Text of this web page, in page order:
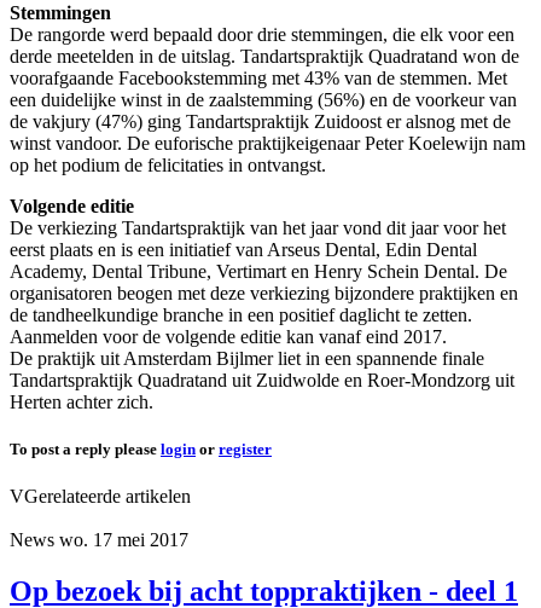
Stemmingen
De rangorde werd bepaald door drie stemmingen, die elk voor een
derde meetelden in de uitslag. Tandartspraktijk Quadratand won de
voorafgaande Facebookstemming met 43% van de stemmen. Met
een duidelijke winst in de zaalstemming (56%) en de voorkeur van
de vakjury (47%) ging Tandartspraktijk Zuidoost er alsnog met de
winst vandoor. De euforische praktijkeigenaar Peter Koelewijn nam
op het podium de felicitaties in ontvangst.
Volgende editie
De verkiezing Tandartspraktijk van het jaar vond dit jaar voor het
eerst plaats en is een initiatief van Arseus Dental, Edin Dental
Academy, Dental Tribune, Vertimart en Henry Schein Dental. De
organisatoren beogen met deze verkiezing bijzondere praktijken en
de tandheelkundige branche in een positief daglicht te zetten.
Aanmelden voor de volgende editie kan vanaf eind 2017.
De praktijk uit Amsterdam Bijlmer liet in een spannende finale
Tandartspraktijk Quadratand uit Zuidwolde en Roer-Mondzorg uit
Herten achter zich.
To post a reply please login or register
VGerelateerde artikelen
News wo. 17 mei 2017
Op bezoek bij acht toppraktijken - deel 1